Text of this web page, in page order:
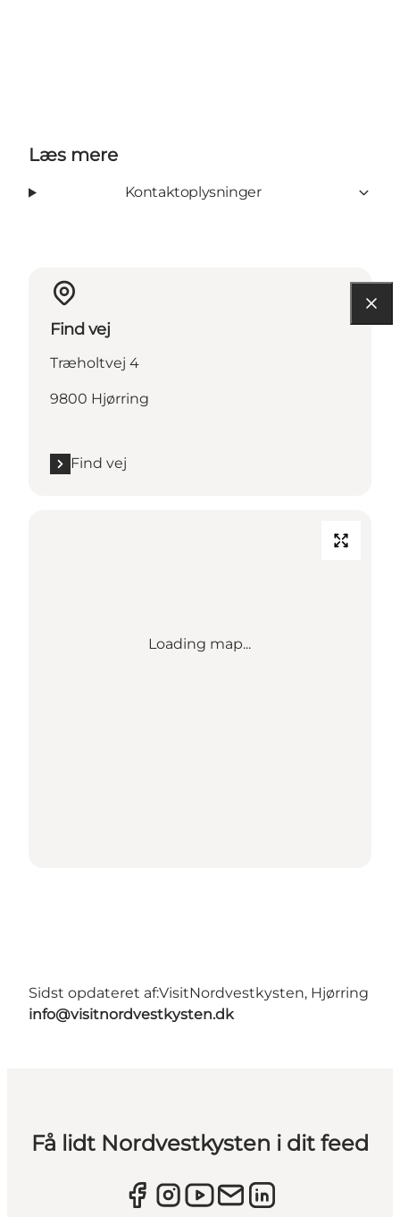
Læs mere
Kontaktoplysninger
Find vej
Træholtvej 4
9800 Hjørring
Find vej
Loading map...
Sidst opdateret af:VisitNordvestkysten, Hjørring
info@visitnordvestkysten.dk
Få lidt Nordvestkysten i dit feed